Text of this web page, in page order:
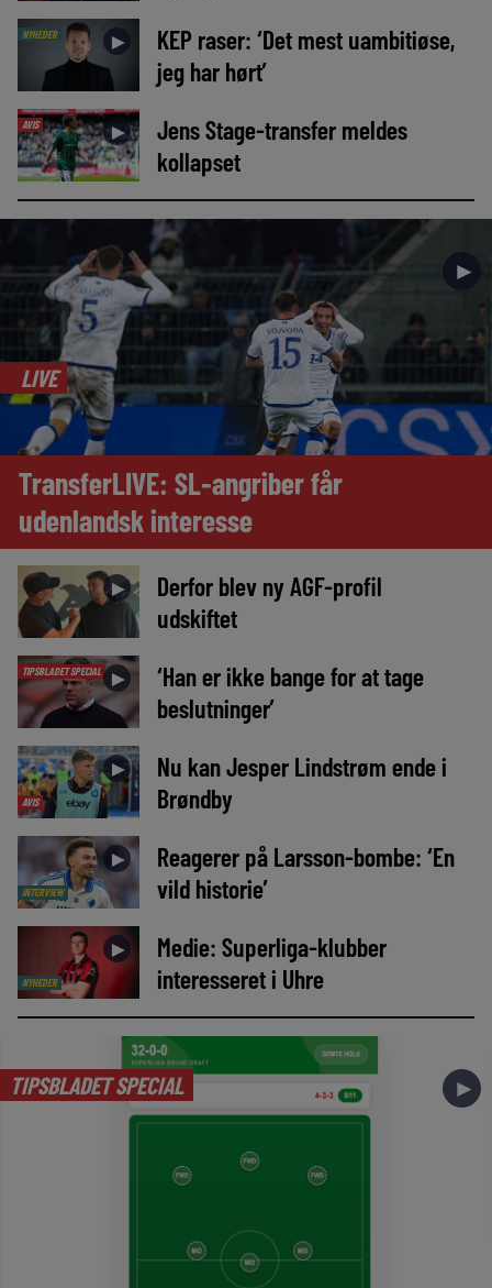
NYHEDER ►
KEP raser: ‘Det mest uambitiøse,
jeg har hørt’
AVIS ►
Jens Stage-transfer meldes
kollapset
►
LIVE
TransferLIVE: SL-angriber får
udenlandsk interesse
►
Derfor blev ny AGF-profil
udskiftet
TIPSBLADET SPECIAL ►
‘Han er ikke bange for at tage
beslutninger’
AVIS
►
Nu kan Jesper Lindstrøm ende i
Brøndby
INTERVIEW
►
Reagerer på Larsson-bombe: ‘En
vild historie’
NYHEDER
►
Medie: Superliga-klubber
interesseret i Uhre
TIPSBLADET SPECIAL ►